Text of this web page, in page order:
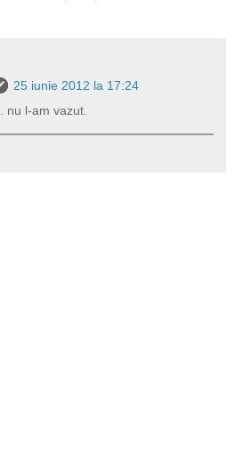
25 iunie 2012 la 17:24
nu l-am vazut.